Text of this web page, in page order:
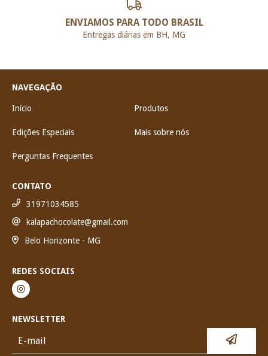
ENVIAMOS PARA TODO BRASIL
Entregas diárias em BH, MG
NAVEGAÇÃO
Início Produtos
Edições Especiais Mais sobre nós
Perguntas Frequentes
CONTATO
31971034585
kalapachocolate@gmail.com
Belo Horizonte - MG
REDES SOCIAIS
NEWSLETTER